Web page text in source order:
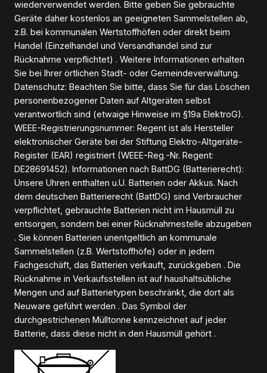
wiederverwendet werden. Bitte geben Sie gebrauchte
Geräte daher kostenlos an geeigneten Sammelstellen ab,
z.B. bei kommunalen Wertstoffhöfen oder direkt beim
Handel (Einzelhandel und Versandhandel sind zur
Rücknahme verpflichtet) . Weitere Informationen erhalten
Sie bei Ihrer örtlichen Stadt- oder Gemeindeverwaltung.
Datenschutz: Beachten Sie bitte, dass Sie für das Löschen
personenbezogener Daten auf Altgeräten selbst
verantwortlich sind (etwaige Hinweise im §19a ElektroG).
WEEE-Registrierungsnummer: Regent ist als Hersteller
elektronischer Geräte bei der Stiftung Elektro-Altgeräte-
Register (EAR) registriert (WEEE-Reg.-Nr. Regent:
DE28691452). Informationen nach BattDG (Batterierecht):
Unsere Uhren enthalten u.U. Batterien oder Akkus. Nach
dem deutschen Batterierecht (BattDG) sind Verbraucher
verpflichtet, gebrauchte Batterien nicht im Hausmüll zu
entsorgen, sondern bei einer Rücknahmestelle abzugeben
. Sie können Batterien unentgeltlich an kommunale
Sammelstellen (z.B. Wertstoffhöfe) oder in jedem
Fachgeschäft, das Batterien verkauft, zurückgeben . Die
Rücknahme in Verkaufsstellen ist auf haushaltsübliche
Mengen und auf Batterietypen beschränkt, die dort als
Neuware geführt werden . Das Symbol der
durchgestrichenen Mülltonne kennzeichnet auf jeder
Batterie, dass diese nicht in den Hausmüll gehört .